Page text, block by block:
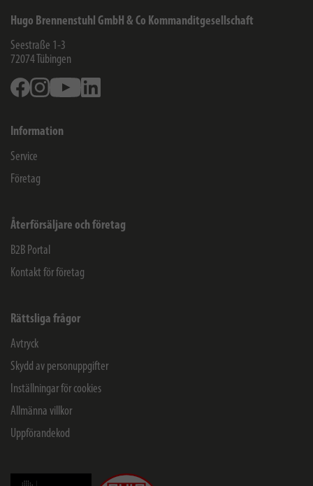
Hugo Brennenstuhl GmbH & Co Kommanditgesellschaft
Seestraße 1-3
72074 Tübingen
FacebookInstagramYoutube
Information
Service
Företag
Återförsäljare och företag
B2B Portal
Kontakt för företag
Rättsliga frågor
Avtryck
Skydd av personuppgifter
Inställningar för cookies
Allmänna villkor
Uppförandekod